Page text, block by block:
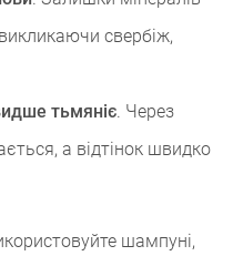
свербіж,
тьмяніє. Через
а відтінок швидко
шампуні,